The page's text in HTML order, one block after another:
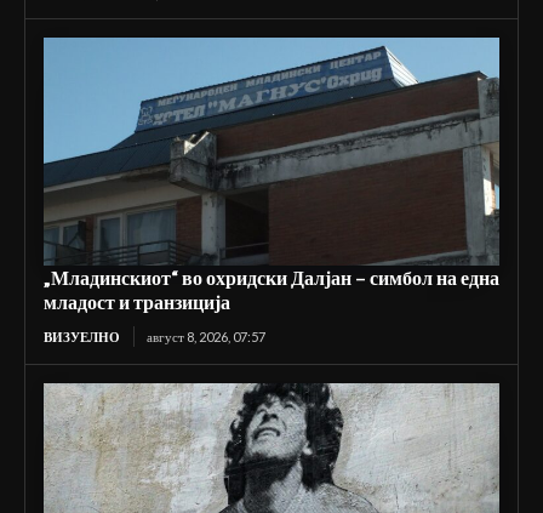
„Младинскиот“ во охридски Далјан – симбол на една
младост и транзиција
ВИЗУЕЛНО август 8, 2026, 07:57